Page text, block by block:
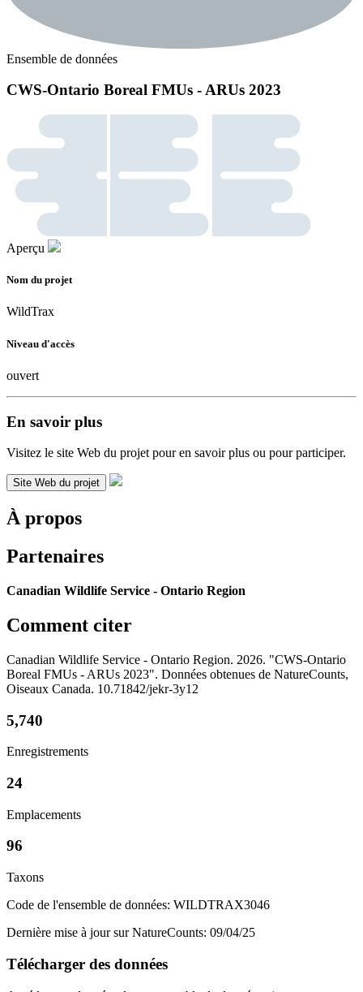
Ensemble de données
CWS-Ontario Boreal FMUs - ARUs 2023
Aperçu
Nom du projet
WildTrax
Niveau d'accès
ouvert
En savoir plus
Visitez le site Web du projet pour en savoir plus ou pour participer.
Site Web du projet
À propos
Partenaires
Canadian Wildlife Service - Ontario Region
Comment citer
Canadian Wildlife Service - Ontario Region. 2026. "CWS-Ontario
Boreal FMUs - ARUs 2023". Données obtenues de NatureCounts,
Oiseaux Canada. 10.71842/jekr-3y12
5,740
Enregistrements
24
Emplacements
96
Taxons
Code de l'ensemble de données: WILDTRAX3046
Dernière mise à jour sur NatureCounts: 09/04/25
Télécharger des données